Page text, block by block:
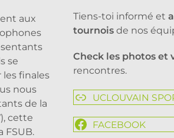
aux
se
finales
nous
de la
cette
FSUB.
Tiens-toi informé et
tournois de nos
Check les photos et
rencontres.
UCLOUVAIN
FACEBOOK